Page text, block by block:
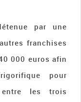
par une
franchises
000 euros afin
pour
les trois